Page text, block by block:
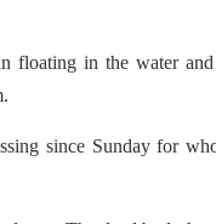
floating in the water
since Sunday for